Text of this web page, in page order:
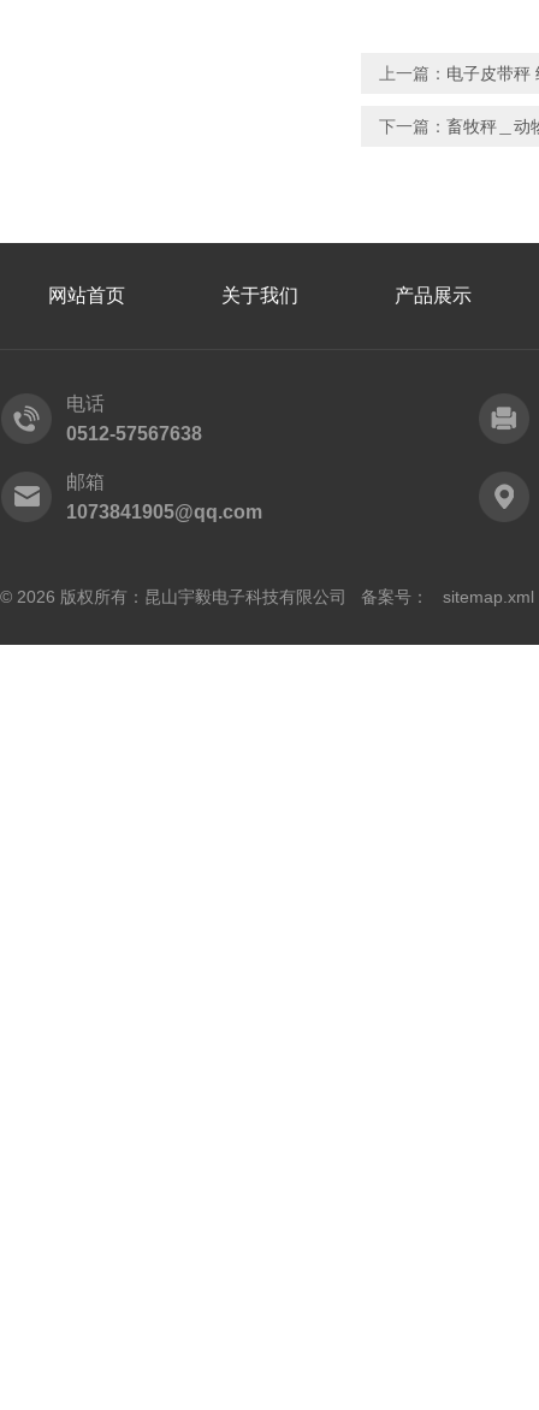
上一篇： 电子皮带秤
下一篇： 畜牧秤＿动
网站首页 关于我们 产品展示
电话
0512-57567638
邮箱
1073841905@qq.com
© 2026 版权所有：昆山宇毅电子科技有限公司 备案号： sitemap.xml